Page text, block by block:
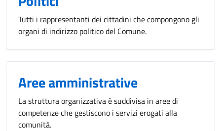
Tutti i rappresentanti dei cittadini che compongono gli
organi di indirizzo politico del Comune.
Aree amministrative
La struttura organizzativa è suddivisa in aree di
competenze che gestiscono i servizi erogati alla
comunità.